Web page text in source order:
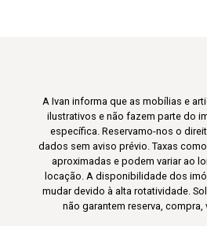
A Ivan informa que as mobílias e
ilustrativos e não fazem parte do
específica. Reservamo-nos o
dados sem aviso prévio. Taxas
aproximadas e podem variar ao
locação. A disponibilidade dos
mudar devido à alta rotatividade.
não garantem reserva, compra,